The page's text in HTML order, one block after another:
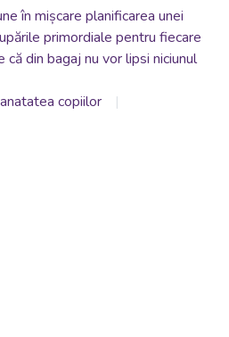
în mișcare planificarea unei
primordiale pentru fiecare
din bagaj nu vor lipsi niciunul
copiilor